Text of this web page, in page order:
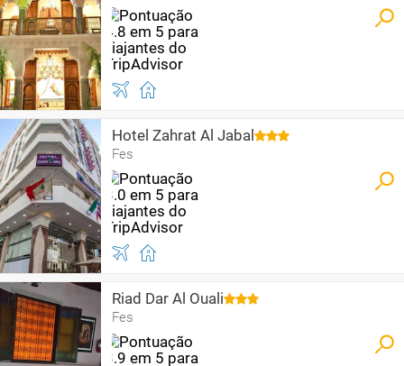
Hotel Zahrat Al Jabal
Fes
Riad Dar Al Ouali
Fes